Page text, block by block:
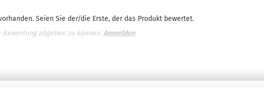
Seien Sie der/die Erste, der das Produkt bewertet.
abgeben zu können. Anmelden